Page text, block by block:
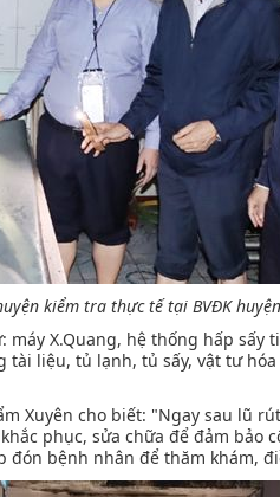
kiểm tra thực tế tại BVĐK
X.Quang, hệ thống hấp
liệu, tủ lạnh, tủ sấy, vật tư
Xuyên cho biết: "Ngay sau lũ
phục, sửa chữa để đảm bảo
bệnh nhân để thăm khám,